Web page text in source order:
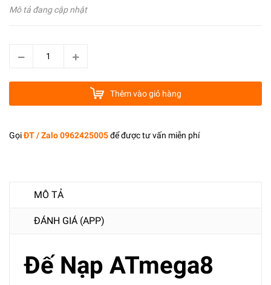
Mô tả đang cập nhật
Thêm vào giỏ hàng
GọiĐT / Zalo 0962425005để được tư vấn miễn phí
MÔ TẢ
ĐÁNH GIÁ (APP)
Đế Nạp ATmega8